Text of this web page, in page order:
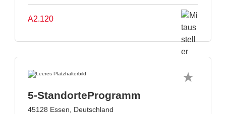
A2.120
5-StandorteProgramm
45128 Essen, Deutschland